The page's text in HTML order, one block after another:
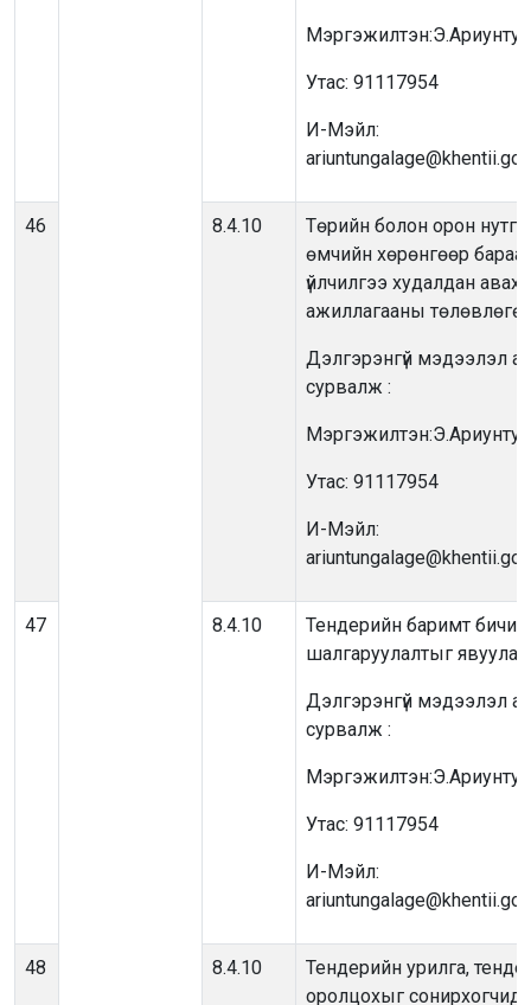
Утас: 91117954
И-Мэйл:
46 8.4.10
Төрийн болон орон
өмчийн хөрөнгөөр
үйлчилгээ худалдан авах
ажиллагааны
Дэлгэрэнгүй мэдээлэл
сурвалж :
Утас: 91117954
И-Мэйл:
47 8.4.10
Тендерийн баримт
шалгаруулалтыг
Дэлгэрэнгүй мэдээлэл
сурвалж :
Утас: 91117954
И-Мэйл:
48 8.4.10
Тендерийн урилга,
оролцохыг сонирхогчид